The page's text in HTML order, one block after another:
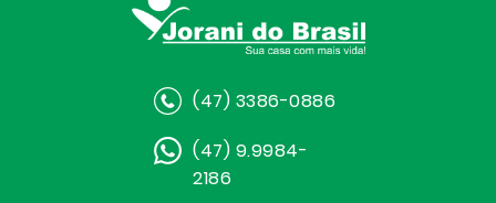
(47) 3386-0886
(47) 9.9984-
2186